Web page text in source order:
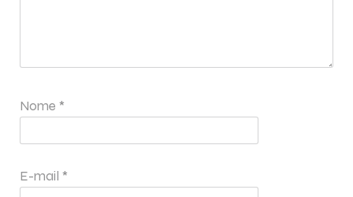
Nome *
E-mail *